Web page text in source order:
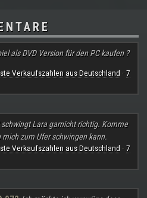
als DVD Version für den PC kaufen ?
Verkaufszahlen aus Deutschland · 7
Lara garnicht richtig. Komme
zum Ufer schwingen kann.
Verkaufszahlen aus Deutschland · 7